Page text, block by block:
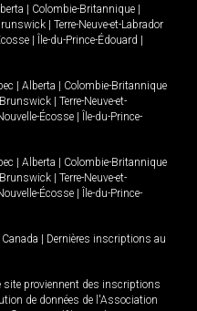
Colombie-Britannique
Terre-Neuve-et-Labrador
Île-du-Prince-Édouard
Alberta
Colombie-Britannique
Terre-Neuve-et-
Écosse
Île-du-Prince-
Alberta
Colombie-Britannique
Terre-Neuve-et-
Écosse
Île-du-Prince-
Dernières inscriptions au
proviennent des inscriptions
de données de l'Association